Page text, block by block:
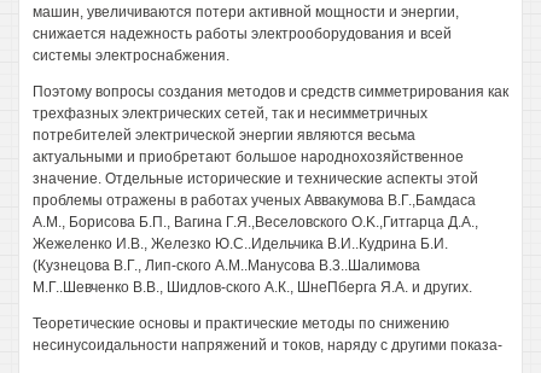
машин, увеличиваются потери активной мощности и энергии,
снижается надежность работы электрооборудования и всей
системы электроснабжения.
Поэтому вопросы создания методов и средств симметрирования как
трехфазных электрических сетей, так и несимметричных
потребителей электрической энергии являются весьма
актуальными и приобретают большое народнохозяйственное
значение. Отдельные исторические и технические аспекты этой
проблемы отражены в работах ученых Аввакумова В.Г.,Бамдаса
A.M., Борисова Б.П., Вагина Г.Я.,Веселовского O.K.,Гитгарца Д.А.,
Жежеленко И.В., Железко Ю.С..Идельчика В.И..Кудрина Б.И.
(Кузнецова В.Г., Лип-ского A.M..Манусова В.3..Шалимова
М.Г..Шевченко В.В., Шидлов-ского А.К., ШнеПберга Я.А. и других.
Теоретические основы и практические методы по снижению
несинусоидальности напряжений и токов, наряду с другими показа-